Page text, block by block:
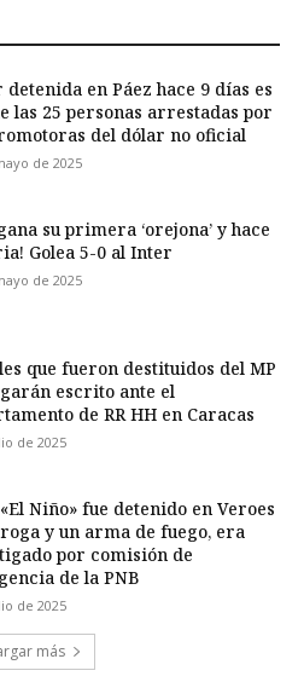
detenida en Páez hace 9 días es
las 25 personas arrestadas por
del dólar no oficial
de 2025
gana su primera ‘orejona’ y hace
Golea 5-0 al Inter
de 2025
que fueron destituidos del MP
escrito ante el
de RR HH en Caracas
de 2025
Niño» fue detenido en Veroes
y un arma de fuego, era
por comisión de
de la PNB
de 2025
más